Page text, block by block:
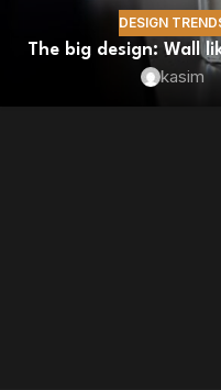
DESIGN
The big design: Wall
kasim